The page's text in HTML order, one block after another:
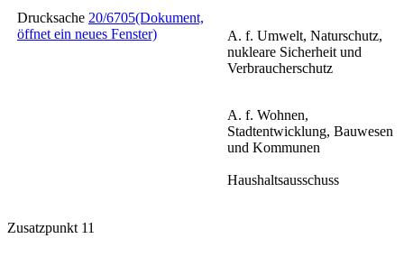
Drucksache 20/6705(Dokument,
öffnet ein neues Fenster)
A. f. Umwelt, Naturschutz,
nukleare Sicherheit und
Verbraucherschutz
A. f. Wohnen,
Stadtentwicklung, Bauwesen
und Kommunen
Haushaltsausschuss
Zusatzpunkt 11